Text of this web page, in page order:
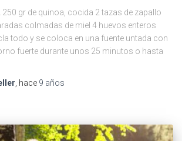
250 gr de quinoa, cocida 2 tazas de zapallo
colmadas de miel 4 huevos enteros
todo y se coloca en una fuente untada con
fuerte durante unos 25 minutos o hasta
, hace 9 años